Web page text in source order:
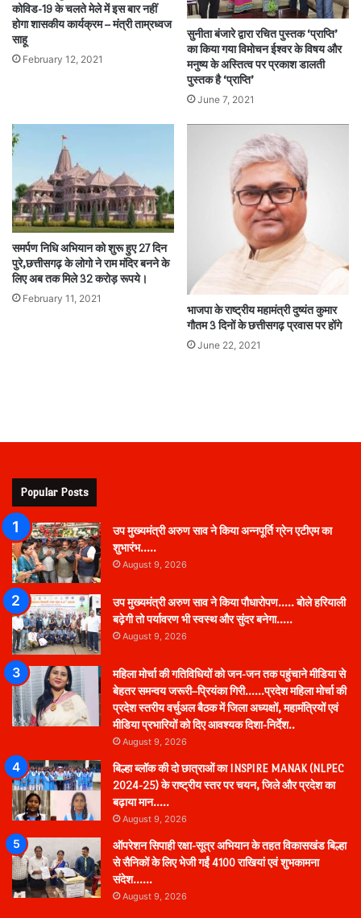
कोविड-19 के चलते मेले में इस बार नहीं
होगा शासकीय कार्यक्रम – मंत्री ताम्रध्वज
साहू
February 12, 2021
सुनीता बंजारे द्वारा रचित पुस्तक ‘प्राप्ति’
का किया गया विमोचन ईश्वर के विषय और
मनुष्य के अस्तित्व पर प्रकाश डालती
पुस्तक है ‘प्राप्ति’
June 7, 2021
समर्पण निधि अभियान को शुरू हुए 27 दिन
पुरे,छत्तीसगढ़ के लोगो ने राम मंदिर बनने के
लिए अब तक मिले 32 करोड़ रूपये।
February 11, 2021
भाजपा के राष्ट्रीय महामंत्री दुष्यंत कुमार
गौतम 3 दिनों के छत्तीसगढ़ प्रवास पर होंगे
June 22, 2021
Popular Posts
उप मुख्यमंत्री अरुण साव ने किया अन्नपूर्ति ग्रेन एटीएम का
शुभारंभ…..
August 9, 2026
उप मुख्यमंत्री अरुण साव ने किया पौधारोपण….. बोले हरियाली
बढ़ेगी तो पर्यावरण भी स्वस्थ और सुंदर बनेगा…..
August 9, 2026
महिला मोर्चा की गतिविधियों को जन-जन तक पहुंचाने मीडिया से
बेहतर समन्वय जरूरी–प्रियंका गिरी……प्रदेश महिला मोर्चा की
प्रदेश स्तरीय वर्चुअल बैठक में जिला अध्यक्षों, महामंत्रियों एवं
मीडिया प्रभारियों को दिए आवश्यक दिशा-निर्देश..
August 9, 2026
बिल्हा ब्लॉक की दो छात्राओं का INSPIRE MANAK (NLPEC
2024-25) के राष्ट्रीय स्तर पर चयन, जिले और प्रदेश का
बढ़ाया मान…..
August 9, 2026
ऑपरेशन सिपाही रक्षा-सूत्र अभियान के तहत विकासखंड बिल्हा
से सैनिकों के लिए भेजी गईं 4100 राखियां एवं शुभकामना
संदेश……
August 9, 2026